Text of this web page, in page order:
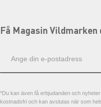
Få Magasin
postadress
*Du kan även få erbjudanden och
kostnadsfri och kan avslutas när som